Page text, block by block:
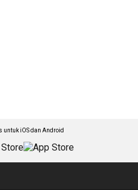
untuk iOS dan Android